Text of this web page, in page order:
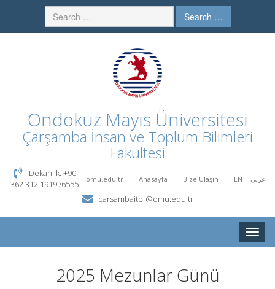
Search …
Ondokuz Mayıs Üniversitesi
Çarşamba İnsan ve Toplum Bilimleri
Fakültesi
omu.edu.tr Anasayfa Bize Ulaşın EN عربي
Dekanlık: +90
362 312 1919 /6555
carsambaitbf@omu.edu.tr
Toggle
2025 Mezunlar Günü